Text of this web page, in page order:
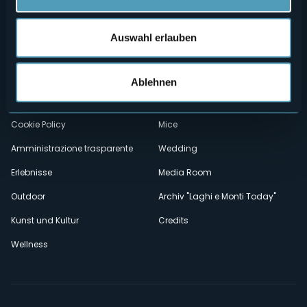
Auswahl erlauben
Ablehnen
secondario
Privacy
Cookie Policy
Amministrazione trasparente
Erlebnisse
Outdoor
Kunst und Kultur
Wellness
Unterkünfte
Mice
Wedding
Media Room
Archiv "Laghi e Monti Today"
Credits